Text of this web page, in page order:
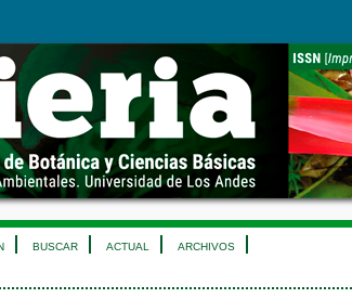
BUSCAR ACTUAL ARCHIVOS